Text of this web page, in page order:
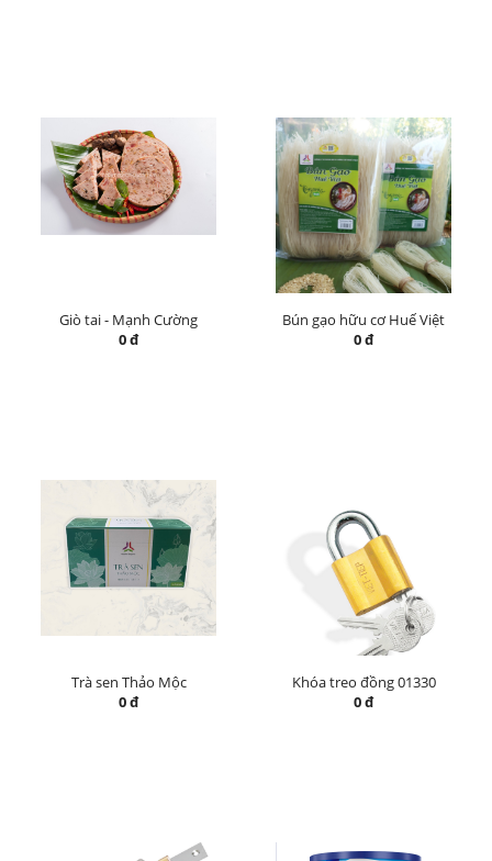
Giò tai - Mạnh Cường
0 đ
Bún gạo hữu cơ Huế Việt
0 đ
Trà sen Thảo Mộc
0 đ
Khóa treo đồng 01330
0 đ